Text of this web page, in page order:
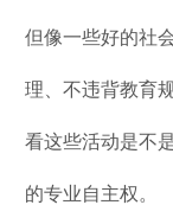
但像一些好的社
理、不违背教育
看这些活动是不
的专业自主权。